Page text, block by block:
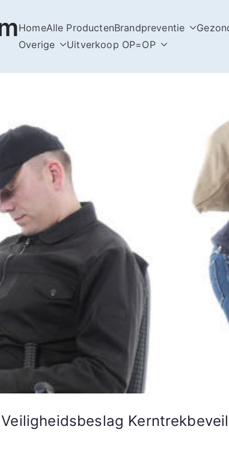
HomeAlle ProductenBrandpreventie
Overige
Uitverkoop OP=OP
Veiligheidsbeslag